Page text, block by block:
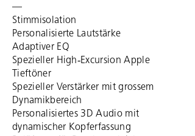
—
Stimm­isolation
Persona­lisierte Laut­stärke
Adaptiver EQ
Spezieller High‑Excursion Apple
Tieftöner
Spezieller Ver­stärker mit grossem
Dynamik­bereich
Persona­lisiertes 3D Audio mit
dynamischer Kopferfassung